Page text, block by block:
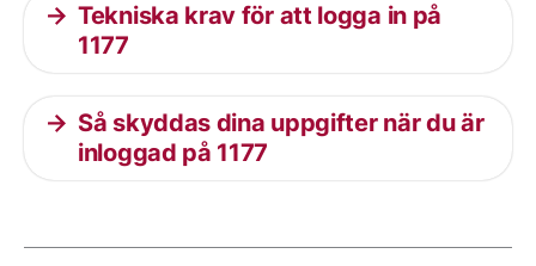
Tekniska krav för att logga in på
1177
Så skyddas dina uppgifter när du är
inloggad på 1177